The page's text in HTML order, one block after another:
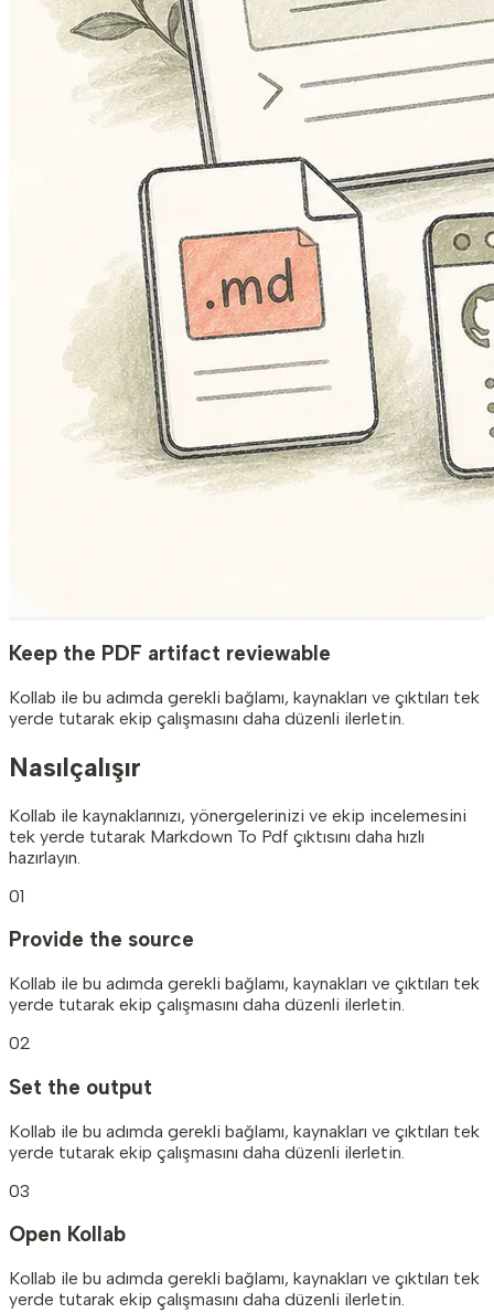
Keep the PDF artifact reviewable
Kollab ile bu adımda gerekli bağlamı, kaynakları ve çıktıları tek
yerde tutarak ekip çalışmasını daha düzenli ilerletin.
Nasılçalışır
Kollab ile kaynaklarınızı, yönergelerinizi ve ekip incelemesini
tek yerde tutarak Markdown To Pdf çıktısını daha hızlı
hazırlayın.
01
Provide the source
Kollab ile bu adımda gerekli bağlamı, kaynakları ve çıktıları tek
yerde tutarak ekip çalışmasını daha düzenli ilerletin.
02
Set the output
Kollab ile bu adımda gerekli bağlamı, kaynakları ve çıktıları tek
yerde tutarak ekip çalışmasını daha düzenli ilerletin.
03
Open Kollab
Kollab ile bu adımda gerekli bağlamı, kaynakları ve çıktıları tek
yerde tutarak ekip çalışmasını daha düzenli ilerletin.